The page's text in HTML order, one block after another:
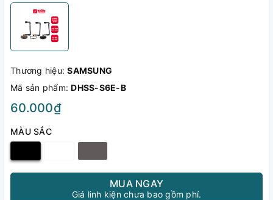
Thương hiệu:SAMSUNG
Mã sản phẩm:DHSS-S6E-B
60.000₫
MÀU SẮC
MUA NGAY
Giá linh kiện chưa bao gồm phí.